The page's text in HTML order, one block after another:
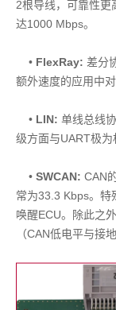
2根导线，可靠性更
达1000 Mbps。
• FlexRay: 差分
额外速度的应用中
• LIN: 单线总线
级方面与UART极为
• SWCAN: CAN
常为33.3 Kbps。特
唤醒ECU。除此之
（CAN低电平与接